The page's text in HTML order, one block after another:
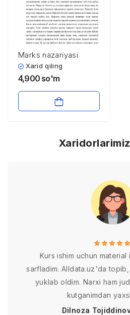
Marks nazariyasi
Xarid qiling
4,900 so'm
Kurs ishim uchun
sarfladim. Alldata.uz'da
yuklab oldim. Narxi ham
kutganimdan
Dilnoza